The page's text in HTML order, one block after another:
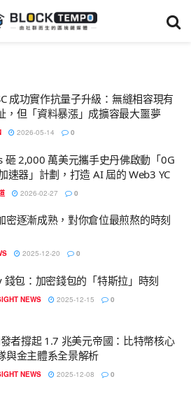
成功實作抗量子升級：無縫相容現有
，但「資料暴漲」成擴容最大噩夢
2026-05-14 0
砸 2,000 萬美元攜手史丹佛啟動「0G
速器」計劃，打造 AI 屆的 Web3 YC
2026-02-27 0
密逐漸成熟，對你倉位最煎熬的時刻
2025-12-20 0
錢包：加密錢包的「特斯拉」時刻
NEWS 2025-12-15 0
者撐起 1.7 兆美元帝國：比特幣核心
與金主體系全景解析
NEWS 2025-12-08 0